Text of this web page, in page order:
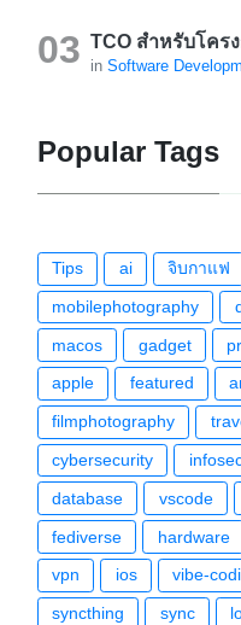
TCO สำหรับโคร
in Software
Popular Tags
Tips ai จิบกาแฟ
mobilephotography
macos
gadget
apple
featured
filmphotography
cybersecurity
database
vscode
fediverse
hardware
vpn
ios vibe-
syncthing
sync